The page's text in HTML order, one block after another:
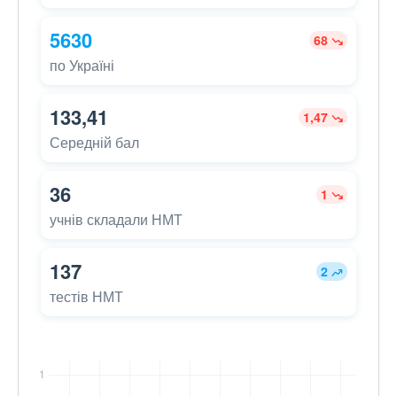
5630 68
по Україні
133,41 1,47
Середній бал
36 1
учнів складали НМТ
137 2
тестів НМТ